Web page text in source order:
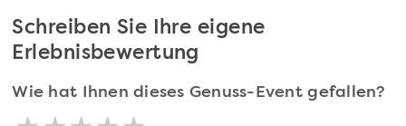
Schreiben Sie Ihre eigene
Erlebnisbewertung
Wie hat Ihnen dieses Genuss-Event gefallen?